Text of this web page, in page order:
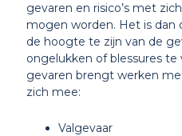
gevaren en risico’s met
mogen worden. Het is dan
de hoogte te zijn van de
ongelukken of blessures
gevaren brengt werken
zich mee:
Valgevaar